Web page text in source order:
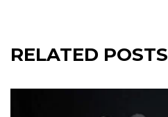
RELATED POSTS